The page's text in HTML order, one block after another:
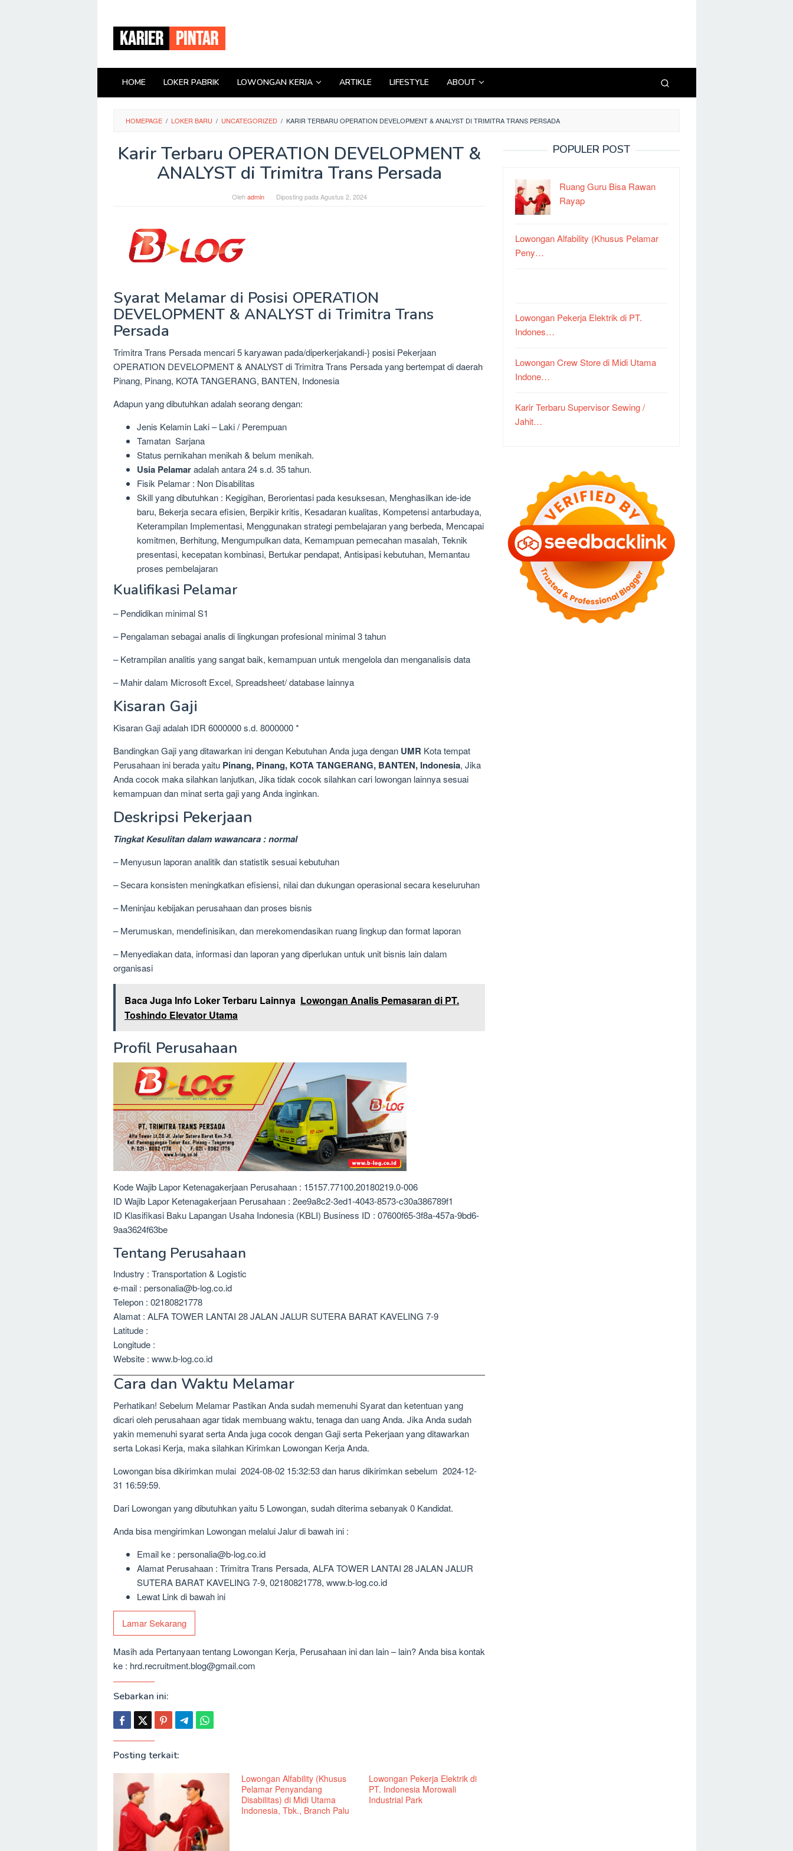
konten
HOME LOKER PABRIK LOWONGAN KERJA ARTIKLE LIFESTYLE ABOUT
HOMEPAGE / LOKER BARU / UNCATEGORIZED / KARIR TERBARU OPERATION DEVELOPMENT & ANALYST DI TRIMITRA TRANS PERSADA
Karir Terbaru OPERATION DEVELOPMENT &
ANALYST di Trimitra Trans Persada
Olehadmin Diposting pada Agustus 2, 2024
Syarat Melamar di Posisi OPERATION
DEVELOPMENT & ANALYST di Trimitra Trans
Persada
Trimitra Trans Persada mencari 5 karyawan pada/diperkerjakandi-} posisi Pekerjaan
OPERATION DEVELOPMENT & ANALYST di Trimitra Trans Persada yang bertempat di daerah
Pinang, Pinang, KOTA TANGERANG, BANTEN, Indonesia
Adapun yang dibutuhkan adalah seorang dengan:
Jenis Kelamin Laki – Laki / Perempuan
Tamatan Sarjana
Status pernikahan menikah & belum menikah.
Usia Pelamaradalah antara 24 s.d. 35 tahun.
Fisik Pelamar : Non Disabilitas
Skill yang dibutuhkan : Kegigihan, Berorientasi pada kesuksesan, Menghasilkan ide-ide
baru, Bekerja secara efisien, Berpikir kritis, Kesadaran kualitas, Kompetensi antarbudaya,
Keterampilan Implementasi, Menggunakan strategi pembelajaran yang berbeda, Mencapai
komitmen, Berhitung, Mengumpulkan data, Kemampuan pemecahan masalah, Teknik
presentasi, kecepatan kombinasi, Bertukar pendapat, Antisipasi kebutuhan, Memantau
proses pembelajaran
Kualifikasi Pelamar
– Pendidikan minimal S1
– Pengalaman sebagai analis di lingkungan profesional minimal 3 tahun
– Ketrampilan analitis yang sangat baik, kemampuan untuk mengelola dan menganalisis data
– Mahir dalam Microsoft Excel, Spreadsheet/ database lainnya
Kisaran Gaji
Kisaran Gaji adalah IDR 6000000 s.d. 8000000 *
Bandingkan Gaji yang ditawarkan ini dengan Kebutuhan Anda juga dengan UMR Kota tempat
Perusahaan ini berada yaitu Pinang, Pinang, KOTA TANGERANG, BANTEN, Indonesia, Jika
Anda cocok maka silahkan lanjutkan, Jika tidak cocok silahkan cari lowongan lainnya sesuai
kemampuan dan minat serta gaji yang Anda inginkan.
Deskripsi Pekerjaan
Tingkat Kesulitan dalam wawancara : normal
– Menyusun laporan analitik dan statistik sesuai kebutuhan
– Secara konsisten meningkatkan efisiensi, nilai dan dukungan operasional secara keseluruhan
– Meninjau kebijakan perusahaan dan proses bisnis
– Merumuskan, mendefinisikan, dan merekomendasikan ruang lingkup dan format laporan
– Menyediakan data, informasi dan laporan yang diperlukan untuk unit bisnis lain dalam
organisasi
Baca Juga Info Loker Terbaru Lainnya Lowongan Analis Pemasaran di PT.
Toshindo Elevator Utama
Profil Perusahaan
Kode Wajib Lapor Ketenagakerjaan Perusahaan : 15157.77100.20180219.0-006
ID Wajib Lapor Ketenagakerjaan Perusahaan : 2ee9a8c2-3ed1-4043-8573-c30a386789f1
ID Klasifikasi Baku Lapangan Usaha Indonesia (KBLI) Business ID : 07600f65-3f8a-457a-9bd6-
9aa3624f63be
Tentang Perusahaan
Industry : Transportation & Logistic
e-mail : personalia@b-log.co.id
Telepon : 02180821778
Alamat : ALFA TOWER LANTAI 28 JALAN JALUR SUTERA BARAT KAVELING 7-9
Latitude :
Longitude :
Website : www.b-log.co.id
Cara dan Waktu Melamar
Perhatikan! Sebelum Melamar Pastikan Anda sudah memenuhi Syarat dan ketentuan yang
dicari oleh perusahaan agar tidak membuang waktu, tenaga dan uang Anda. Jika Anda sudah
yakin memenuhi syarat serta Anda juga cocok dengan Gaji serta Pekerjaan yang ditawarkan
serta Lokasi Kerja, maka silahkan Kirimkan Lowongan Kerja Anda.
Lowongan bisa dikirimkan mulai 2024-08-02 15:32:53 dan harus dikirimkan sebelum 2024-12-
31 16:59:59.
Dari Lowongan yang dibutuhkan yaitu 5 Lowongan, sudah diterima sebanyak 0 Kandidat.
Anda bisa mengirimkan Lowongan melalui Jalur di bawah ini :
Email ke : personalia@b-log.co.id
Alamat Perusahaan : Trimitra Trans Persada, ALFA TOWER LANTAI 28 JALAN JALUR
SUTERA BARAT KAVELING 7-9, 02180821778, www.b-log.co.id
Lewat Link di bawah ini
Lamar Sekarang
Masih ada Pertanyaan tentang Lowongan Kerja, Perusahaan ini dan lain – lain? Anda bisa kontak
ke : hrd.recruitment.blog@gmail.com
Sebarkan ini:
Posting terkait:
Lowongan Alfability (Khusus
Pelamar Penyandang
Disabilitas) di Midi Utama
Indonesia, Tbk., Branch Palu
Lowongan Pekerja Elektrik di
PT. Indonesia Morowali
Industrial Park
POPULER POST
Ruang Guru Bisa Rawan
Rayap
Lowongan Alfability (Khusus Pelamar
Peny…
Lowongan Pekerja Elektrik di PT.
Indones…
Lowongan Crew Store di Midi Utama
Indone…
Karir Terbaru Supervisor Sewing /
Jahit…